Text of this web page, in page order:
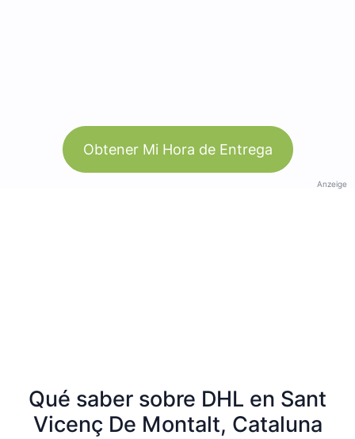
Obtener Mi Hora de Entrega
Anzeige
Qué saber sobre DHL en Sant
Vicenç De Montalt, Cataluna